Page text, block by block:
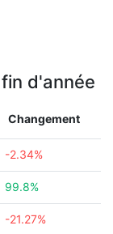
d'année
Changement
-2.34%
99.8%
-21.27%